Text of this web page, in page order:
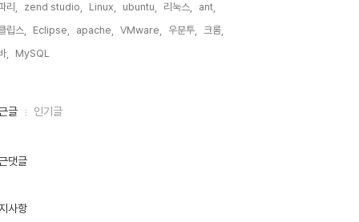
리,
zend studio, Linux, ubuntu, 리눅스,
ant,
립스,
Eclipse, apache, VMware, 우분투,
크롬,
,
MySQL,
글 인기글
댓글
사항